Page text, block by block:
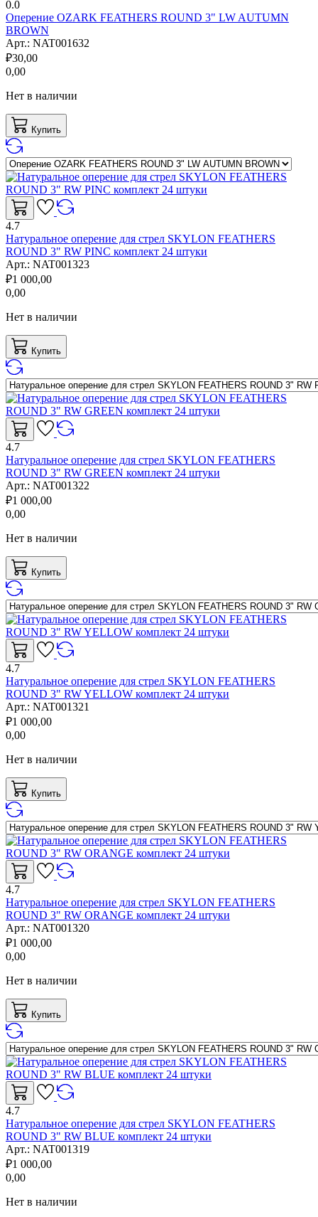
0.0
Оперение OZARK FEATHERS ROUND 3" LW AUTUMN
BROWN
Арт.: NAT001632
₽30,00
0,00
Нет в наличии
Купить
4.7
Натуральное оперение для стрел SKYLON FEATHERS
ROUND 3" RW PINC комплект 24 штуки
Арт.: NAT001323
₽1 000,00
0,00
Нет в наличии
Купить
4.7
Натуральное оперение для стрел SKYLON FEATHERS
ROUND 3" RW GREEN комплект 24 штуки
Арт.: NAT001322
₽1 000,00
0,00
Нет в наличии
Купить
4.7
Натуральное оперение для стрел SKYLON FEATHERS
ROUND 3" RW YELLOW комплект 24 штуки
Арт.: NAT001321
₽1 000,00
0,00
Нет в наличии
Купить
4.7
Натуральное оперение для стрел SKYLON FEATHERS
ROUND 3" RW ORANGE комплект 24 штуки
Арт.: NAT001320
₽1 000,00
0,00
Нет в наличии
Купить
4.7
Натуральное оперение для стрел SKYLON FEATHERS
ROUND 3" RW BLUE комплект 24 штуки
Арт.: NAT001319
₽1 000,00
0,00
Нет в наличии